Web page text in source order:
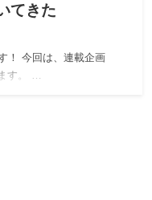
てきた
！ 今回は、連載企画
す。 …